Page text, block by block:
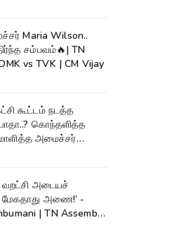
Maria Wilson..
சம்பவம்🔥| TN
vs TVK | CM Vijay
கூட்டம் நடத்த
கொந்தளித்த
அமைச்சர்
வறட்சி அடையச்
அணை!’ -
| TN Assembly